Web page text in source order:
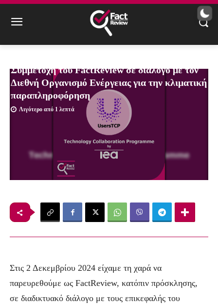
Συμμετοχή του FactReview σε διάλογο με τον
Διεθνή Οργανισμό Ενέργειας για την κλιματική
παραπληροφόρηση
Λιγότερο από 1 λεπτά
Στις 2 Δεκεμβρίου 2024 είχαμε τη χαρά να
παρευρεθούμε ως FactReview, κατόπιν πρόσκλησης,
σε διαδικτυακό διάλογο με τους επικεφαλής του